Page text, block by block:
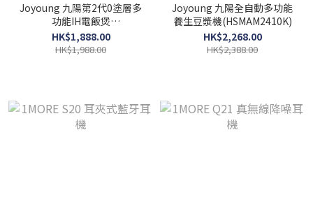
Joyoung 九陽第2代0塗層多
功能IH電飯煲
(HIHRC2408K)
HK$1,888.00
HK$1,988.00
Joyoung 九陽全自動多功能
養生豆漿機(HSMAM2410K)
HK$2,268.00
HK$2,388.00